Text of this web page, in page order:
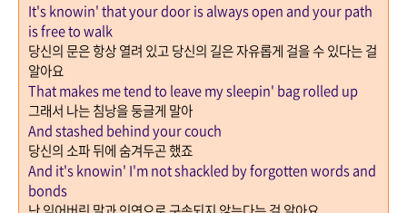
It's knowin' that your door is always open and your path
is free to walk
당신의 문은 항상 열려 있고 당신의 길은 자유롭게 걸을 수 있다는 걸
알아요
That makes me tend to leave my sleepin' bag rolled up
그래서 나는 침낭을 둥글게 말아
And stashed behind your couch
당신의 소파 뒤에 숨겨두곤 했죠
And it's knowin' I'm not shackled by forgotten words and
bonds